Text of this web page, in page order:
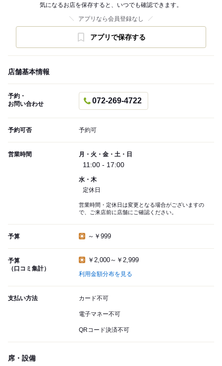
気になるお店を保存すると、いつでも確認できます。
アプリなら会員登録なし
アプリで保存する
店舗基本情報
予約・
お問い合わせ
072-269-4722
予約可否 予約可
営業時間 月・火・金・土・日
11:00 - 17:00
水・木
定休日
営業時間・定休日は変更となる場合がございますの
で、ご来店前に店舗にご確認ください。
予算 ～￥999
予算
（口コミ集計）
￥2,000～￥2,999
利用金額分布を見る
支払い方法 カード不可
電子マネー不可
QRコード決済不可
席・設備